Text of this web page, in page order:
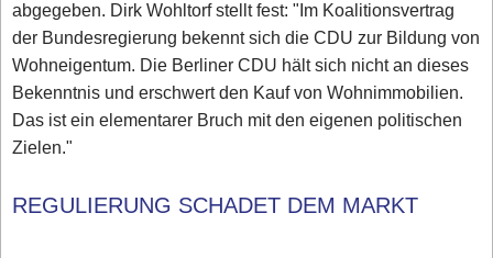
abgegeben. Dirk Wohltorf stellt fest: "Im Koalitionsvertrag
der Bundesregierung bekennt sich die CDU zur Bildung von
Wohneigentum. Die Berliner CDU hält sich nicht an dieses
Bekenntnis und erschwert den Kauf von Wohnimmobilien.
Das ist ein elementarer Bruch mit den eigenen politischen
Zielen."
REGULIERUNG SCHADET DEM MARKT